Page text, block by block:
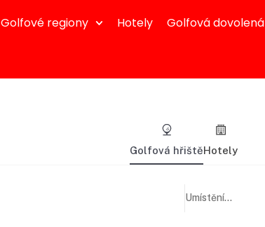
Golfové regiony Hotely Golfová dovolená
Golfová hřištěHotely